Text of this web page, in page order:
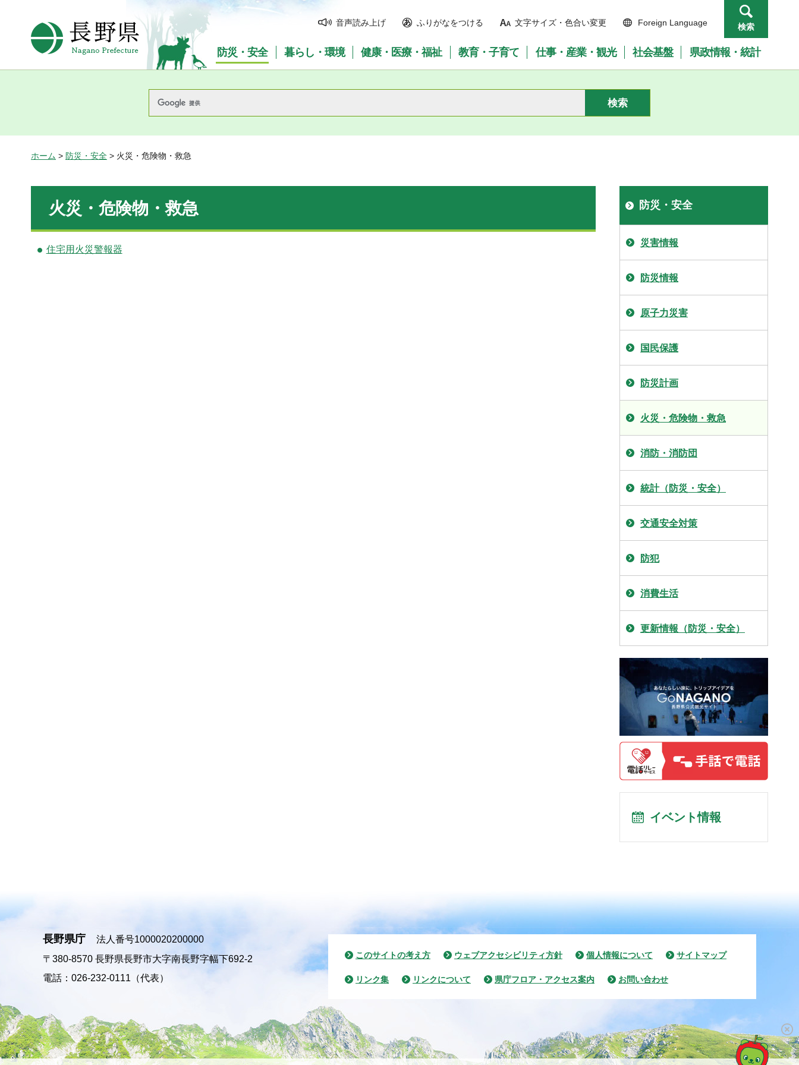
長野県Nagano Prefecture
音声読み上げ ふりがなをつける 文字サイズ・色合い変更 Foreign Language 検索
防災・安全 暮らし・環境 健康・医療・福祉 教育・子育て 仕事・産業・観光 社会基盤 県政情報・統計
ホーム > 防災・安全 > 火災・危険物・救急
火災・危険物・救急
住宅用火災警報器
防災・安全
災害情報
防災情報
原子力災害
国民保護
防災計画
火災・危険物・救急
消防・消防団
統計（防災・安全）
交通安全対策
防犯
消費生活
更新情報（防災・安全）
イベント情報
長野県庁
法人番号1000020200000
〒380-8570 長野県長野市大字南長野字幅下692-2
電話：026-232-0111（代表）
このサイトの考え方 ウェブアクセシビリティ方針 個人情報について サイトマップ
リンク集 リンクについて 県庁フロア・アクセス案内 お問い合わせ